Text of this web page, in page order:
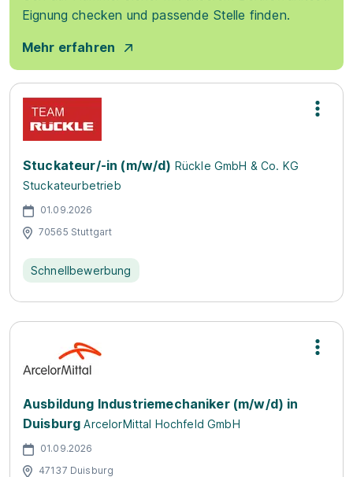
Eignung checken und passende Stelle finden.
Mehr erfahren
Stuckateur/-in (m/w/d) Rückle GmbH & Co. KG
Stuckateurbetrieb
01.09.2026
70565 Stuttgart
Schnellbewerbung
Ausbildung Industriemechaniker (m/w/d) in
Duisburg ArcelorMittal Hochfeld GmbH
01.09.2026
47137 Duisburg